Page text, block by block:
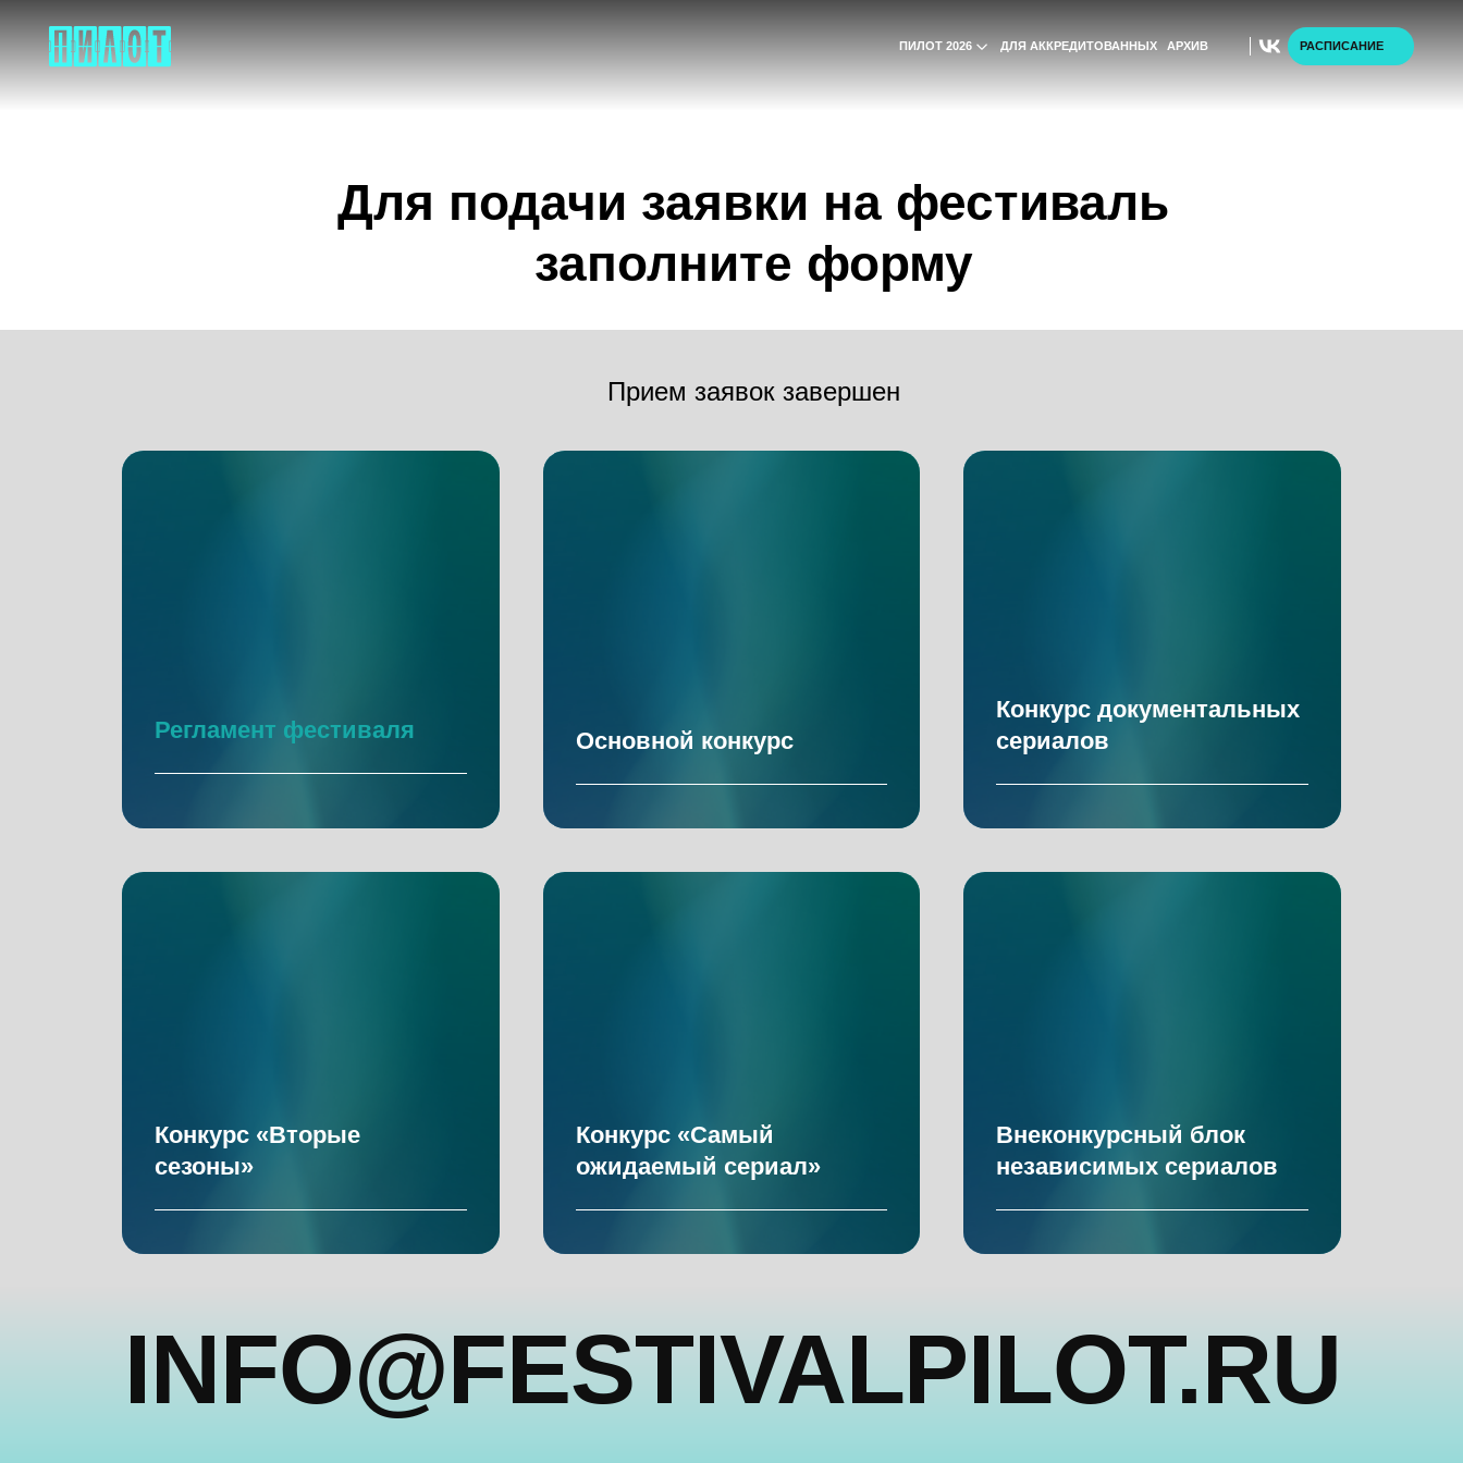
ДЛЯ АККРЕДИТОВАННЫХ АРХИВ РАСПИСАНИЕ
Для подачи заявки на фестиваль
заполните форму
Прием заявок завершен
Регламент фестиваля Основной конкурс
Конкурс документальных
сериалов
Конкурс «Вторые
сезоны»
Конкурс «Самый
ожидаемый сериал»
Внеконкурсный блок
независимых сериалов
INFO@FESTIVALPILOT.RU